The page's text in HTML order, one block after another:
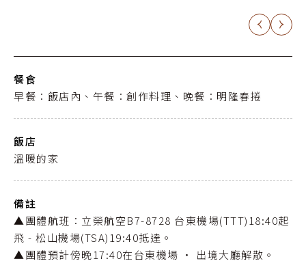
餐食
早餐：飯店內、午餐：創作料理、晚餐：明隆春捲
飯店
溫暖的家
備註
▲團體航班：立榮航空B7-8728 台東機場(TTT)18:40起
飛 - 松山機場(TSA)19:40抵達。
▲團體預計傍晚17:40在台東機場 ‧ 出境大廳解散。